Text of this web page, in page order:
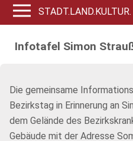
STADT.LAND.KULTUR.
Infotafel Simon
Die gemeinsame
Bezirkstag in Erinnerung an
dem Gelände des
Gebäude mit der Adresse